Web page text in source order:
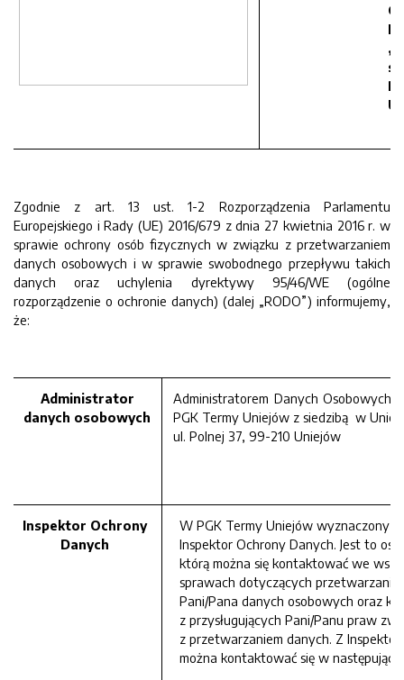
Zgodnie z art. 13 ust. 1-2 Rozporządzenia Parlamentu
Europejskiego i Rady (UE) 2016/679 z dnia 27 kwietnia 2016 r. w
sprawie ochrony osób fizycznych w związku z przetwarzaniem
danych osobowych i w sprawie swobodnego przepływu takich
danych oraz uchylenia dyrektywy 95/46/WE (ogólne
rozporządzenie o ochronie danych) (dalej „RODO”) informujemy,
że:
Administrator
danych osobowych
Administratorem Danych Osobowych
PGK Termy Uniejów z siedzibą w
ul. Polnej 37, 99-210 Uniejów
Inspektor Ochrony
Danych
W PGK Termy Uniejów wyznaczony
Inspektor Ochrony Danych. Jest to
którą można się kontaktować we
sprawach dotyczących przetwarzania
Pani/Pana danych osobowych oraz
z przysługujących Pani/Panu praw
z przetwarzaniem danych. Z
można kontaktować się w następujący